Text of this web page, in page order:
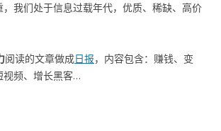
，我们处于信息过载年代，优质、稀缺、高价
阅读的文章做成日报，内容包含：赚钱、变
视频、增长黑客…